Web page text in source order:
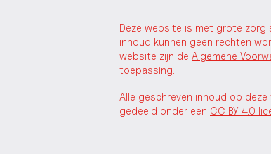
Deze website is met grote zorg
inhoud kunnen geen rechten
website zijn de Algemene
toepassing.
Alle geschreven inhoud op
gedeeld onder een CC BY 4.0